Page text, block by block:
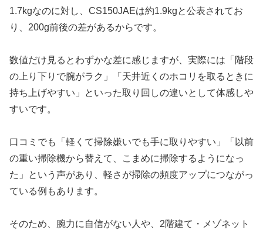
1.7kgなのに対し、CS150JAEは約1.9kgと公表されてお
り、200g前後の差があるからです。
数値だけ見るとわずかな差に感じますが、実際には「階段
の上り下りで腕がラク」「天井近くのホコリを取るときに
持ち上げやすい」といった取り回しの違いとして体感しや
すいです。
口コミでも「軽くて掃除嫌いでも手に取りやすい」「以前
の重い掃除機から替えて、こまめに掃除するようになっ
た」という声があり、軽さが掃除の頻度アップにつながっ
ている例もあります。
そのため、腕力に自信がない人や、2階建て・メゾネット